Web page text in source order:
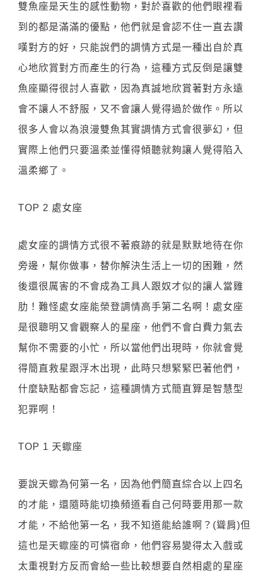
雙魚座是天生的感性動物，對於喜歡的他們眼裡看
到的都是滿滿的優點，他們就是會認不住一直去讚
嘆對方的好，只能說們的調情方式是一種出自於真
心地欣賞對方而產生的行為，這種方式反倒是讓雙
魚座顯得很討人喜歡，因為真誠地欣賞著對方永遠
會不讓人不舒服，又不會讓人覺得過於做作。所以
很多人會以為浪漫雙魚其實調情方式會很夢幻，但
實際上他們只要溫柔並懂得傾聽就夠讓人覺得陷入
溫柔鄉了。
TOP 2 處女座
處女座的調情方式很不著痕跡的就是默默地待在你
旁邊，幫你做事，替你解決生活上一切的困難，然
後還很厲害的不會成為工具人跟奴才似的讓人當雞
肋！難怪處女座能榮登調情高手第二名啊！處女座
是很聰明又會觀察人的星座，他們不會白費力氣去
幫你不需要的小忙，所以當他們出現時，你就會覺
得簡直救星跟浮木出現，此時只想緊緊巴著他們，
什麼缺點都會忘記，這種調情方式簡直算是智慧型
犯罪啊！
TOP 1 天蠍座
要說天蠍為何第一名，因為他們簡直綜合以上四名
的才能，還隨時能切換頻道看自己何時要用那一款
才能，不給他第一名，我不知道能給誰啊？(聳肩)但
這也是天蠍座的可憐宿命，他們容易變得太入戲或
太重視對方反而會給一些比較想要自然相處的星座